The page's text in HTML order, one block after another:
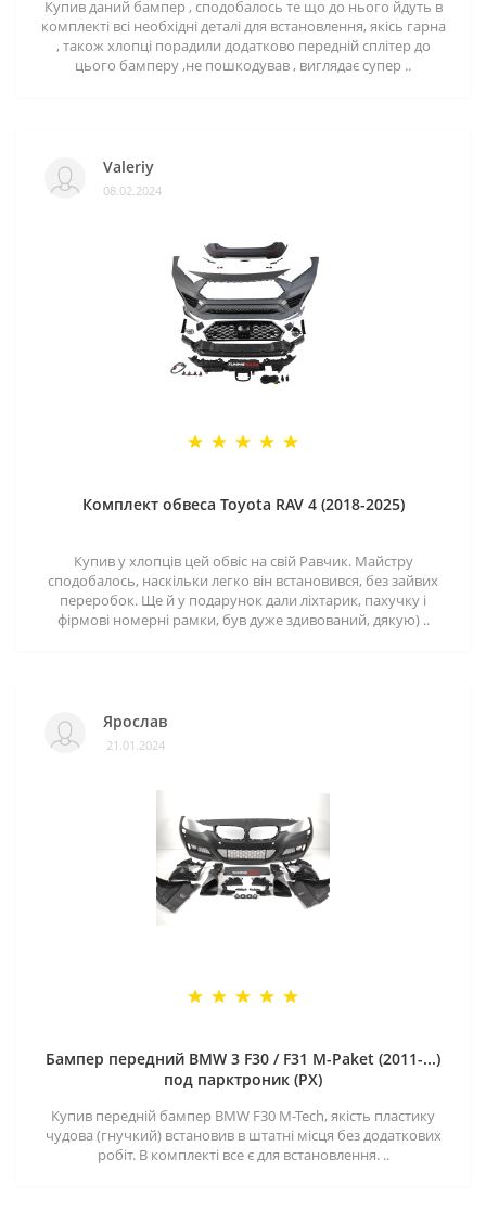
Купив даний бампер , сподобалось те що до нього йдуть в
комплекті всі необхідні деталі для встановлення, якісь гарна
, також хлопці порадили додатково передній сплітер до
цього бамперу ,не пошкодував , виглядає супер ..
Valeriy
08.02.2024
Комплект обвеса Toyota RAV 4 (2018-2025)
Купив у хлопців цей обвіс на свій Равчик. Майстру
сподобалось, наскільки легко він встановився, без зайвих
переробок. Ще й у подарунок дали ліхтарик, пахучку і
фірмові номерні рамки, був дуже здивований, дякую) ..
Ярослав
21.01.2024
Бампер передний BMW 3 F30 / F31 M-Paket (2011-...)
под парктроник (PX)
Купив передній бампер BMW F30 M-Tech, якість пластику
чудова (гнучкий) встановив в штатні місця без додаткових
робіт. В комплекті все є для встановлення. ..